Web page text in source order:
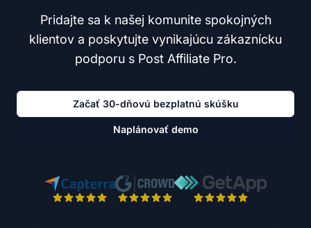
Pridajte sa k našej komunite spokojných
klientov a poskytujte vynikajúcu zákaznícku
podporu s Post Affiliate Pro.
Začať 30-dňovú bezplatnú skúšku
Naplánovať demo